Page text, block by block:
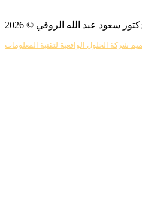
سعود عبد الله الروقي © 2026
شركة الحلول الواقعية لتقنية المعلومات